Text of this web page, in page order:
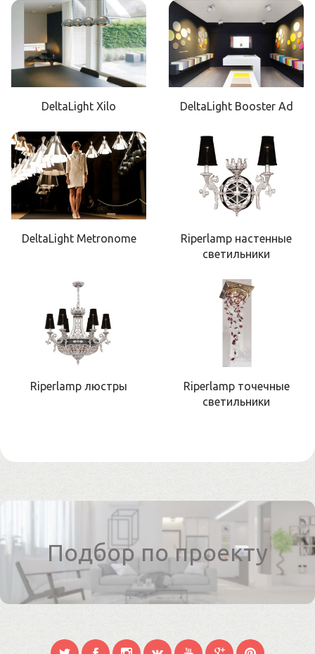
DeltaLight Xilo DeltaLight Booster Ad
DeltaLight Metronome
Riperlamp настенные
светильники
Riperlamp люстры
Riperlamp точечные
светильники
Подбор по проекту